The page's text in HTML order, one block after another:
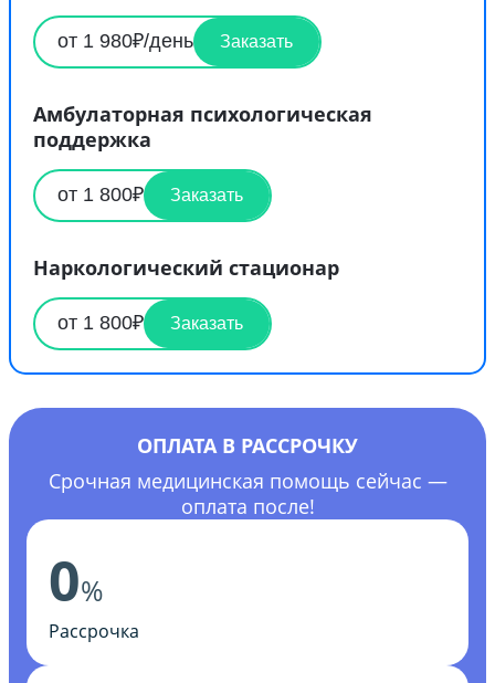
от 1 980₽/день Заказать
Амбулаторная психологическая
поддержка
от 1 800₽ Заказать
Наркологический стационар
от 1 800₽ Заказать
ОПЛАТА В РАССРОЧКУ
Срочная медицинская помощь сейчас —
оплата после!
0%
Рассрочка